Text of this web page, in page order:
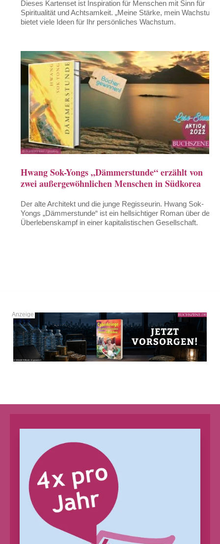
Dieses Kartenset ist Inspiration für Menschen mit Sinn für
Spiritualität und Achtsamkeit. „Meine Stärke, mein Wachstum“
bietet viele Ideen für Ihr persönliches Wachstum.
Hwang Sok-Yongs „Dämmerstunde“ erzählt von
zwei außergewöhnlichen Menschen in Südkorea
Der alte Architekt und die junge Regisseurin. Hwang Sok-
Yongs „Dämmerstunde“ ist ein hellsichtiger Roman über den
Überlebenskampf in einer kapitalistischen Gesellschaft.